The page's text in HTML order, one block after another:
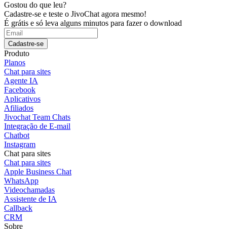
Gostou do que leu?
Cadastre-se e teste o JivoChat agora mesmo!
É grátis e só leva alguns minutos para fazer o download
Cadastre-se
Produto
Planos
Chat para sites
Agente IA
Facebook
Aplicativos
Afiliados
Jivochat Team Chats
Integração de E-mail
Chatbot
Instagram
Chat para sites
Chat para sites
Apple Business Chat
WhatsApp
Videochamadas
Assistente de IA
Callback
CRM
Sobre